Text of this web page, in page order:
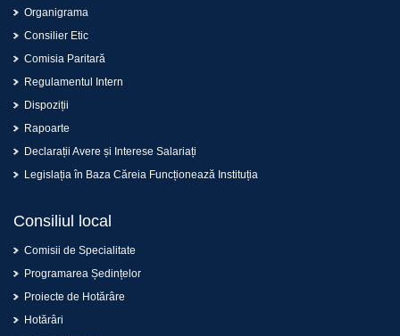
Organigrama
Consilier Etic
Comisia Paritară
Regulamentul Intern
Dispoziții
Rapoarte
Declarații Avere și Interese Salariați
Legislația în Baza Căreia Funcționează Instituția
Consiliul local
Comisii de Specialitate
Programarea Ședințelor
Proiecte de Hotărâre
Hotărâri